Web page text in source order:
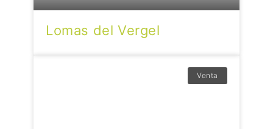
Lomas del Vergel
Venta